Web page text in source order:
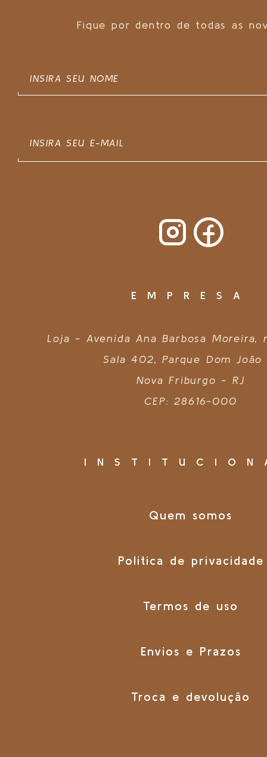
Fique por dentro de todas as
EMPRESA
Loja - Avenida Ana Barbosa Moreira,
Sala 402, Parque Dom João
Nova Friburgo - RJ
CEP: 28616-000
Quem somos
Política de privacidade
Termos de uso
Envios e Prazos
Troca e devolução